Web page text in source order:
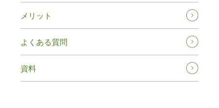
メリット
よくある質問
資料